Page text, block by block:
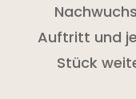
Auftritt und
Stück